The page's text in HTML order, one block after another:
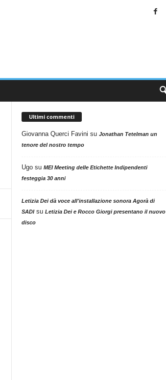
Ultimi commenti
Giovanna Querci Favini su Jonathan Tetelman un
tenore del nostro tempo
Ugosu MEI Meeting delle Etichette Indipendenti
festeggia 30 anni
Letizia Dei dà voce all'installazione sonora Agorà di
SADIsu Letizia Dei e Rocco Giorgi presentano il nuovo
disco